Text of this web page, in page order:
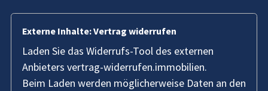
Externe Inhalte: Vertrag widerrufen
Laden Sie das Widerrufs-Tool des externen
Anbieters vertrag-widerrufen.immobilien.
Beim Laden werden möglicherweise Daten an den